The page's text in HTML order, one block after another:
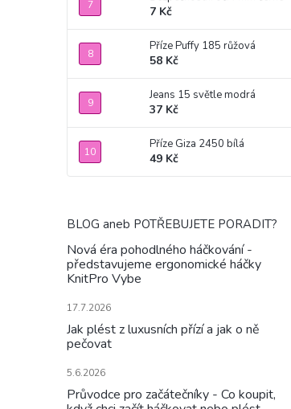
7 Kč
Příze Puffy 185 růžová
58 Kč
Jeans 15 světle modrá
37 Kč
Příze Giza 2450 bílá
49 Kč
BLOG aneb POTŘEBUJETE PORADIT?
Nová éra pohodlného háčkování -
představujeme ergonomické háčky
KnitPro Vybe
17.7.2026
Jak plést z luxusních přízí a jak o ně
pečovat
5.6.2026
Průvodce pro začátečníky - Co koupit,